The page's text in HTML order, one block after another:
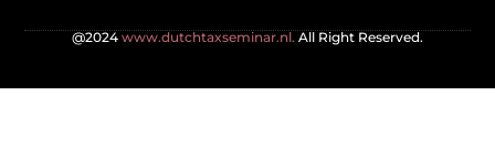
@2024www.dutchtaxseminar.nl.All Right Reserved.